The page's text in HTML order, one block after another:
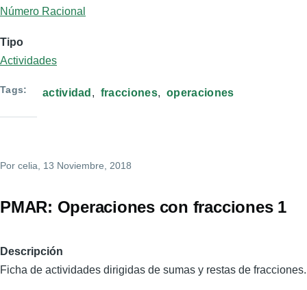
Número Racional
Tipo
Actividades
Tags actividad fracciones operaciones
Por celia, 13 Noviembre, 2018
PMAR: Operaciones con fracciones 1
Descripción
Ficha de actividades dirigidas de sumas y restas de fracciones.